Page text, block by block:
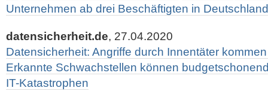
Unternehmen ab drei Beschäftigten in Deutschland
datensicherheit.de, 27.04.2020
Datensicherheit: Angriffe durch Innentäter
Erkannte Schwachstellen können
IT-Katastrophen